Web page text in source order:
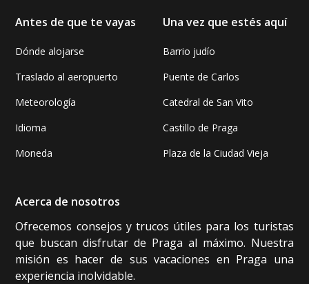
Antes de que te vayas
Dónde alojarse
Traslado al aeropuerto
Meteorología
Idioma
Moneda
Una vez que estés aquí
Barrio judío
Puente de Carlos
Catedral de San Vito
Castillo de Praga
Plaza de la Ciudad Vieja
Acerca de nosotros
Ofrecemos consejos y trucos útiles para los turistas
que buscan disfrutar de Praga al máximo. Nuestra
misión es hacer de sus vacaciones en Praga una
experiencia inolvidable.